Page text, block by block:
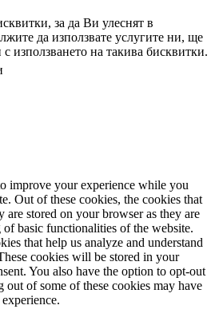
за да Ви улеснят в
да използвате услугите ни, ще
използването на такива бисквитки.
improve your experience while you
Out of these cookies, the cookies that
are stored on your browser as they are
basic functionalities of the website.
that help us analyze and understand
cookies will be stored in your
You also have the option to opt-out
out of some of these cookies may have